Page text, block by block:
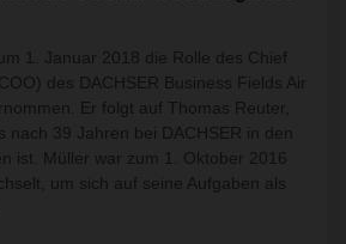
1. Januar 2018 die Rolle des Chief
des DACHSER Business Fields Air
Er folgt auf Thomas Reuter,
nach 39 Jahren bei DACHSER in den
ist. Müller war zum 1. Oktober 2016
um sich auf seine Aufgaben als